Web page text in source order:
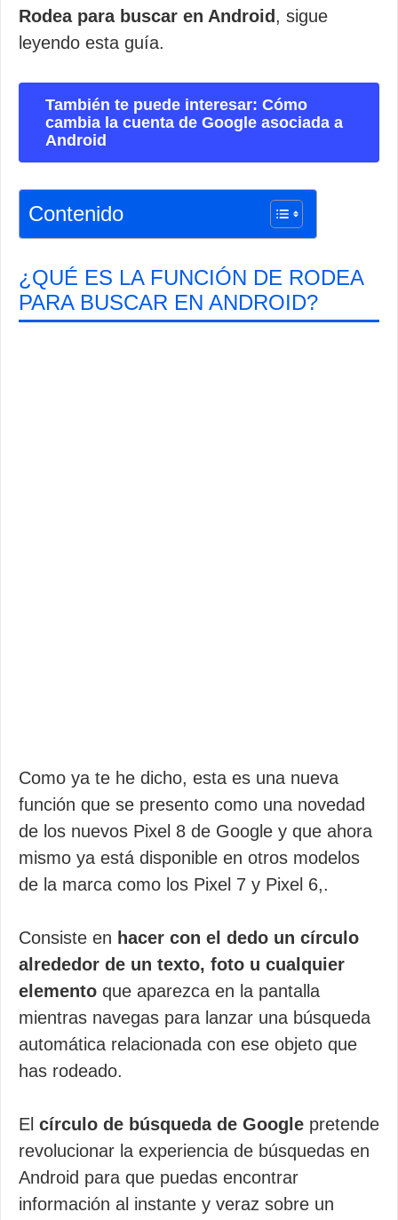
Rodea para buscar en Android , sigue
leyendo esta guía.
También te puede interesar: Cómo
cambia la cuenta de Google asociada a
Android
Contenido
¿QUÉ ES LA FUNCIÓN DE RODEA
PARA BUSCAR EN ANDROID?
Como ya te he dicho, esta es una nueva
función que se presento como una novedad
de los nuevos Pixel 8 de Google y que ahora
mismo ya está disponible en otros modelos
de la marca como los Pixel 7 y Pixel 6,.
Consiste en hacer con el dedo un círculo
alrededor de un texto, foto u cualquier
elemento que aparezca en la pantalla
mientras navegas para lanzar una búsqueda
automática relacionada con ese objeto que
has rodeado.
El círculo de búsqueda de Google pretende
revolucionar la experiencia de búsquedas en
Android para que puedas encontrar
información al instante y veraz sobre un